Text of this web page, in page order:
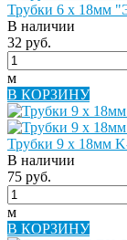
Трубки 6 х 18мм
В наличии
32 руб.
м
В КОРЗИНУ
Трубки 9 х 18мм
В наличии
75 руб.
м
В КОРЗИНУ